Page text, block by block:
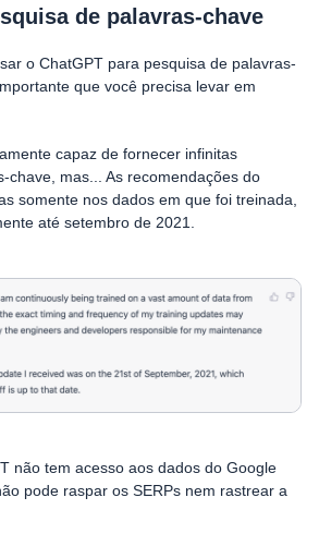
de palavras-chave
o ChatGPT para pesquisa de palavras-
que você precisa levar em
capaz de fornecer infinitas
chave, mas... As recomendações do
somente nos dados em que foi treinada,
até setembro de 2021.
não tem acesso aos dados do Google
pode raspar os SERPs nem rastrear a